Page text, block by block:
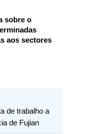
sobre o
aos sectores
de trabalho a
de Fujian